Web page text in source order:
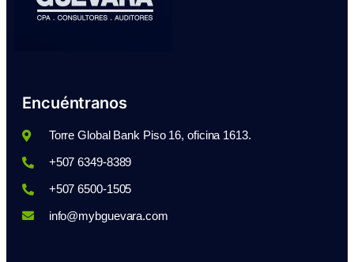
Encuéntranos
Torre Global Bank Piso 16, oficina 1613.
+507 6349-8389
+507 6500-1505
info@mybguevara.com